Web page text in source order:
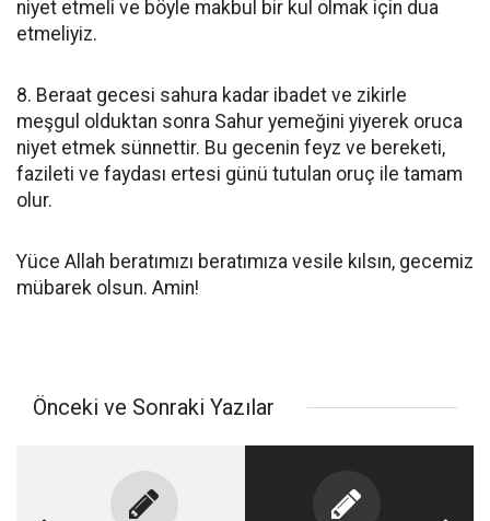
niyet etmeli ve böyle makbul bir kul olmak için dua
etmeliyiz.
8. Beraat gecesi sahura kadar ibadet ve zikirle
meşgul olduktan sonra Sahur yemeğini yiyerek oruca
niyet etmek sünnettir. Bu gecenin feyz ve bereketi,
fazileti ve faydası ertesi günü tutulan oruç ile tamam
olur.
Yüce Allah beratımızı beratımıza vesile kılsın, gecemiz
mübarek olsun. Amin!
Önceki ve Sonraki Yazılar